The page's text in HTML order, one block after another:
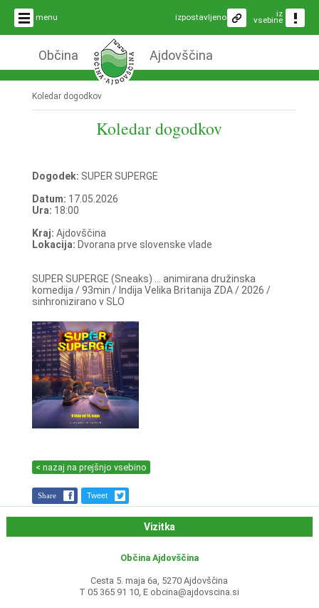
menu iz
vsebine
izpostavljeno
Občina Ajdovščina
Koledar dogodkov
Koledar dogodkov
Dogodek: SUPER SUPERGE
Datum: 17.05.2026
Ura: 18:00
Kraj: Ajdovščina
Lokacija: Dvorana prve slovenske vlade
SUPER SUPERGE (Sneaks) ... animirana družinska
komedija / 93min / Indija Velika Britanija ZDA / 2026 /
sinhronizirano v SLO
< nazaj na prejšnjo vsebino
Share Tweet
Vizitka
Občina Ajdovščina
Cesta 5. maja 6a, 5270 Ajdovščina
T 05 365 91 10, E obcina@ajdovscina.si